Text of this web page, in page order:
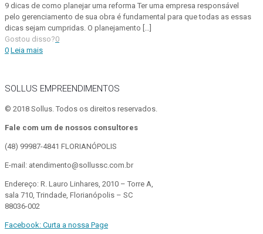
9 dicas de como planejar uma reforma Ter uma empresa responsável
pelo gerenciamento de sua obra é fundamental para que todas as essas
dicas sejam cumpridas. O planejamento […]
Gostou disso?0
0 Leia mais
SOLLUS EMPREENDIMENTOS
© 2018 Sollus. Todos os direitos reservados.
Fale com um de nossos consultores
(48) 99987-4841 FLORIANÓPOLIS
E-mail: atendimento@sollussc.com.br
Endereço: R. Lauro Linhares, 2010 – Torre A,
sala 710, Trindade, Florianópolis – SC
88036-002
Facebook: Curta a nossa Page